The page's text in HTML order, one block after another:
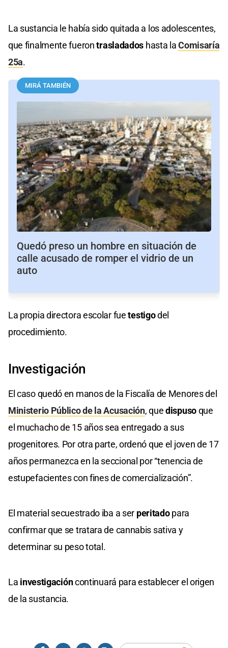
La sustancia le había sido quitada a los adolescentes,
que finalmente fuerontrasladados hasta laComisaría
25a.
MIRÁ TAMBIÉN
Quedó preso un hombre en situación de
calle acusado de romper el vidrio de un
auto
La propia directora escolar fuetestigodel
procedimiento.
Investigación
El caso quedó en manos de la Fiscalía de Menores del
Ministerio Público de la Acusación, quedispusoque
el muchacho de 15 años sea entregado a sus
progenitores. Por otra parte, ordenó que el joven de 17
años permanezca en la seccional por “tenencia de
estupefacientes con fines de comercialización”.
El material secuestrado iba a ser peritadopara
confirmar que se tratara de cannabis sativa y
determinar su peso total.
La investigacióncontinuará para establecer el origen
de la sustancia.